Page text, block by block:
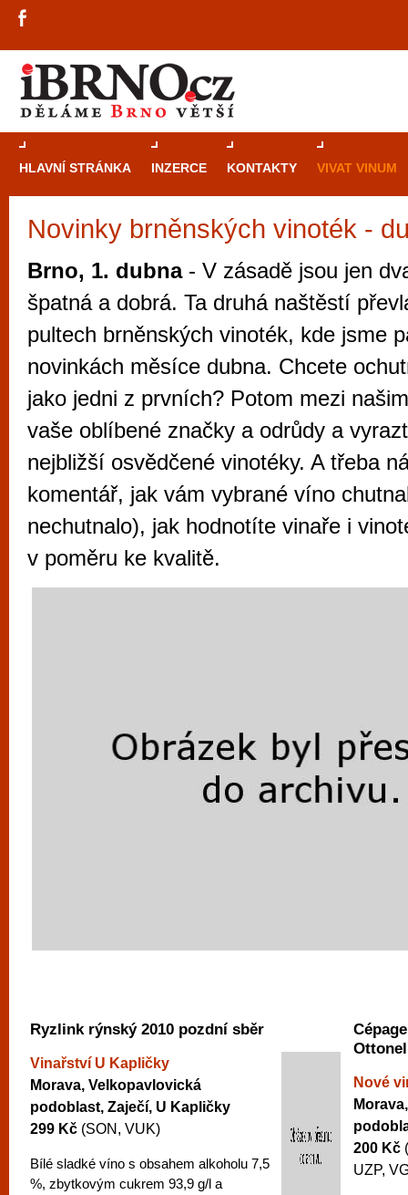
HLAVNÍ STRÁNKA INZERCE KONTAKTY VIVAT VINUM
Novinky brněnských vinoték -
Brno, 1. dubna- V zásadě jsou jen
špatná a dobrá. Ta druhá naštěstí
pultech brněnských vinoték, kde jsme
novinkách měsíce dubna. Chcete
jako jedni z prvních? Potom mezi
vaše oblíbené značky a odrůdy a
nejbližší osvědčené vinotéky. A třeba
komentář, jak vám vybrané víno
nechutnalo), jak hodnotíte vinaře i
v poměru ke kvalitě.
Ryzlink rýnský 2010 pozdní sběr
Vinařství U Kapličky
Morava, Velkopavlovická
podoblast, Zaječí, U Kapličky
299 Kč (SON, VUK)
Bílé sladké víno s obsahem alkoholu 7,5
%, zbytkovým cukrem 93,9 g/l a
Nové
200 Kč
UZP,
Průvodce
Brně: Od
automaty
Brno je
zajímavé
restaurace,
Mimo jiné je ale také místem, kde si
vyzkoušet různé kasinové hry. V
metropoli naleznete širokou nabídku her
po moderní automaty jak pro pravidelné
příležitostné hráče. V...